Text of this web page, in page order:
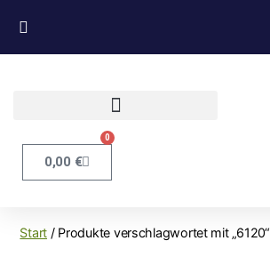
0,00 €
0
Start / Produkte verschlagwortet mit „6120“